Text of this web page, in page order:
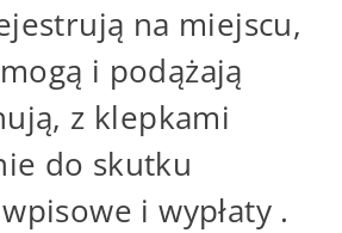
na miejscu,
i podążają
z klepkami
do skutku
i wypłaty .